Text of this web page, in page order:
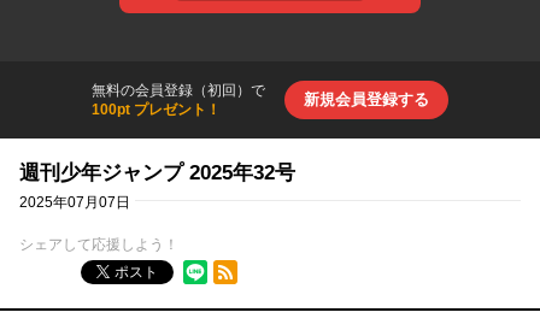
無料の会員登録（初回）で
100pt プレゼント！
新規会員登録する
週刊少年ジャンプ 2025年32号
2025年07月07日
シェアして応援しよう！
ポスト
RSSフィード